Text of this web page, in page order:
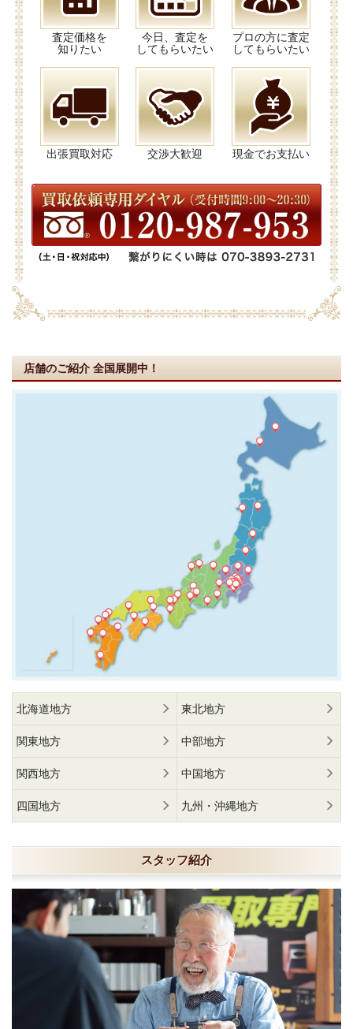
査定価格を
知りたい
今日、査定を
してもらいたい
プロの方に査定
してもらいたい
出張買取対応 交渉大歓迎 現金でお支払い
店舗のご紹介 全国展開中！
北海道地方 東北地方
関東地方 中部地方
関西地方 中国地方
四国地方 九州・沖縄地方
スタッフ紹介